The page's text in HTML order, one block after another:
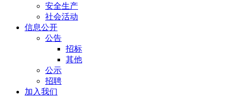
安全生产
社会活动
信息公开
公告
招标
其他
公示
招聘
加入我们